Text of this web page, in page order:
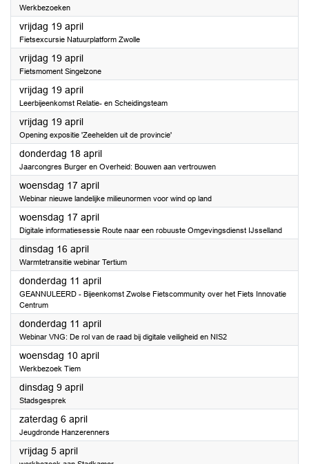
Werkbezoeken
vrijdag 19 april2024
Fietsexcursie Natuurplatform Zwolle
vrijdag 19 april2024
Fietsmoment Singelzone
vrijdag 19 april2024
Leerbijeenkomst Relatie- en Scheidingsteam
vrijdag 19 april2024
Opening expositie 'Zeehelden uit de provincie'
donderdag 18 april2024
Jaarcongres Burger en Overheid: Bouwen aan vertrouwen
woensdag 17 april2024
Webinar nieuwe landelijke milieunormen voor wind op land
woensdag 17 april2024
Digitale informatiesessie Route naar een robuuste Omgevingsdienst IJsselland
dinsdag 16 april2024
Warmtetransitie webinar Tertium
donderdag 11 april2024
GEANNULEERD - Bijeenkomst Zwolse Fietscommunity over het Fiets Innovatie
Centrum
donderdag 11 april2024
Webinar VNG: De rol van de raad bij digitale veiligheid en NIS2
woensdag 10 april2024
Werkbezoek Tiem
dinsdag 9 april2024
Stadsgesprek
zaterdag 6 april2024
Jeugdronde Hanzerenners
vrijdag 5 april2024